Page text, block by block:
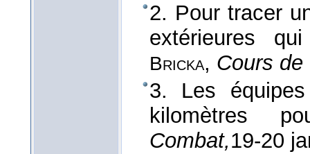
2. Pour tracer
extérieures
Bricka, Cours
3. Les
kilomètres
Combat,19-20